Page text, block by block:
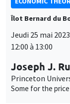
Îlot Bernard du
Jeudi 25 mai 2023
12:00 à 13:00
Joseph J.
Princeton
Some for the